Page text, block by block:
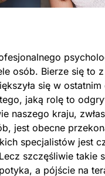
osób. Bierze się to
się w ostatnim
jaką rolę to
naszego kraju,
jest obecne
specjalistów jest
szczęśliwie takie
a pójście na